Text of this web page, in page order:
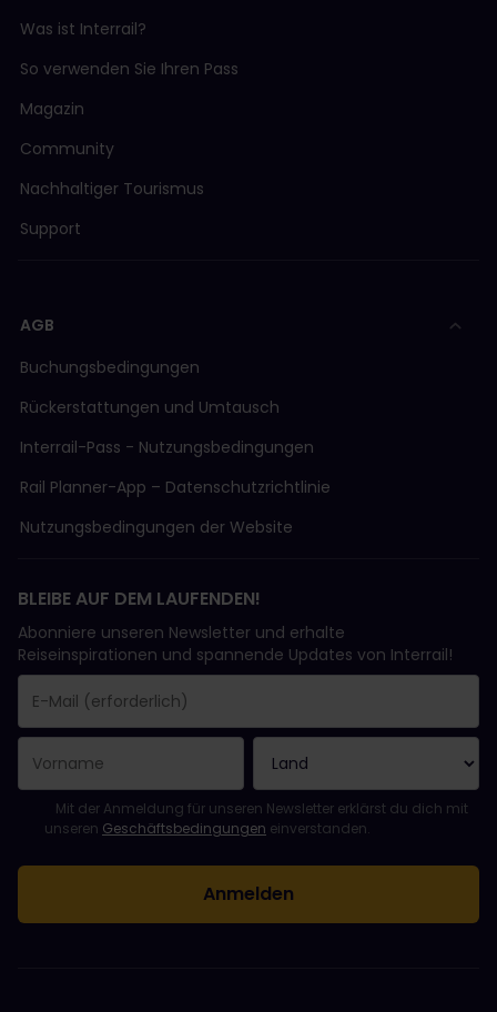
Was ist Interrail?
So verwenden Sie Ihren Pass
Magazin
Community
Nachhaltiger Tourismus
Support
AGB
Buchungsbedingungen
Rückerstattungen und Umtausch
Interrail-Pass - Nutzungsbedingungen
Rail Planner-App – Datenschutzrichtlinie
Nutzungsbedingungen der Website
BLEIBE AUF DEM LAUFENDEN!
Abonniere unseren Newsletter und erhalte
Reiseinspirationen und spannende Updates von Interrail!
Sie haben sich erfolgreich angemeldet.
Das Feld „E-Mail-Adresse“ ist ein Pflichtfeld!
Diese E-Mail-Adresse ist ungültig!
Beim Abonnieren des Newsletters ist ein Fehler aufgetreten.
Du hast diesen Newsletter bereits abonniert!
Bitte stimme den Allgemeinen Geschäftsbedingungen zu, um
Mit der Anmeldung für unseren Newsletter erklärst du dich mit
unseren Geschäftsbedingungen einverstanden.